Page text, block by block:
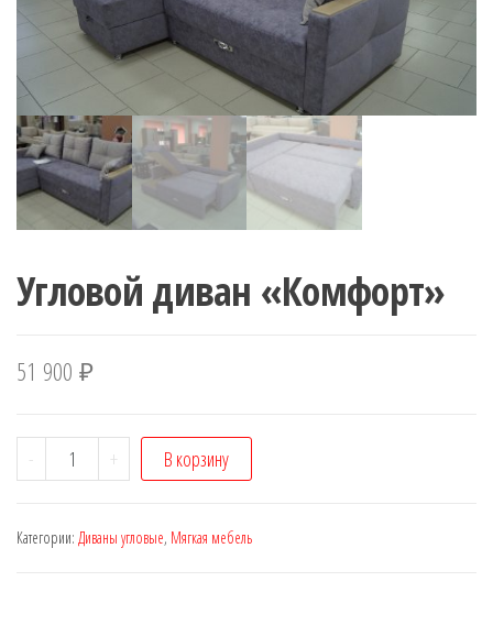
Угловой диван «Комфорт»
51 900 ₽
-
Количество
Угловой
"Комфорт"
+ В корзину
Категории: Диваны угловые, Мягкая мебель